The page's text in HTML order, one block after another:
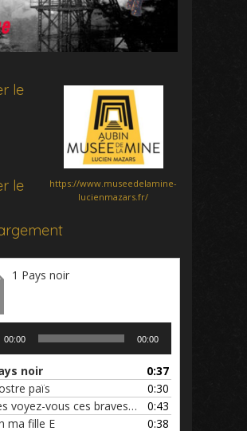
https://www.museedelamine-
lucienmazars.fr/
le
le
1 Pays noir
00:00 00:00
noir
0:37
païs
0:30
voyez-vous ces braves E
0:43
ma fille E 0:38